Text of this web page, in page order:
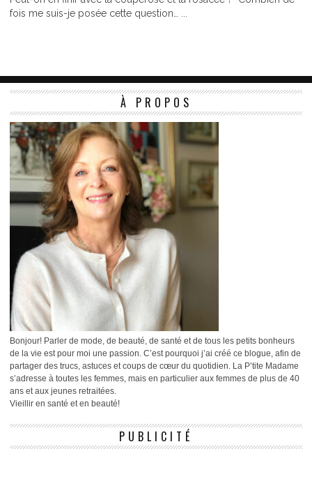
fois me suis-je posée cette question… ...
À PROPOS
Bonjour! Parler de mode, de beauté, de santé et de tous les petits bonheurs
de la vie est pour moi une passion. C’est pourquoi j’ai créé ce blogue, afin de
partager des trucs, astuces et coups de cœur du quotidien. La P’tite Madame
s’adresse à toutes les femmes, mais en particulier aux femmes de plus de 40
ans et aux jeunes retraitées.
Vieillir en santé et en beauté!
PUBLICITÉ